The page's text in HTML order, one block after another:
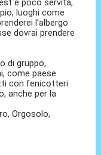
è poco servita,
luoghi come
l'albergo
dovrai prendere
di gruppo,
come paese
con fenicotteri.
anche per la
Orgosolo,